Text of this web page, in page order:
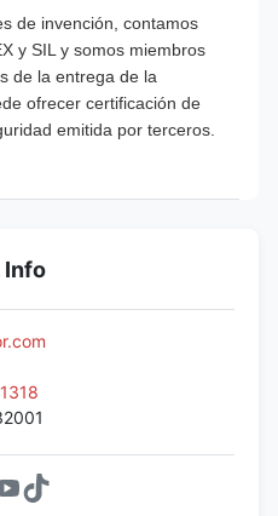
de invención, contamos
y SIL y somos miembros
de la entrega de la
ofrecer certificación de
emitida por terceros.
Info